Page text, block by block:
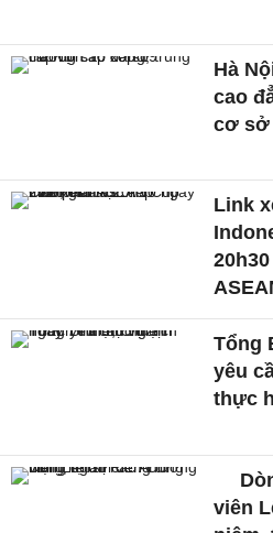
Hà
cao
cơ sở
Link
Tổng
yêu
thực
viên